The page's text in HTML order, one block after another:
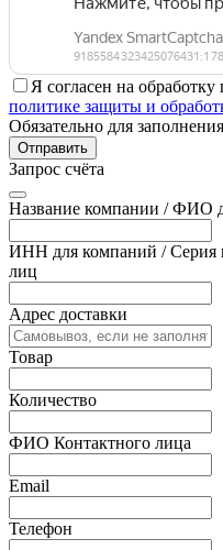
Я согласен на
политике защиты и
Обязательно для заполнения
Отправить
Запрос счёта
Название компании / ФИО
ИНН для компаний / Серия
лиц
Адрес доставки
Товар
Количество
ФИО Контактного лица
Email
Телефон